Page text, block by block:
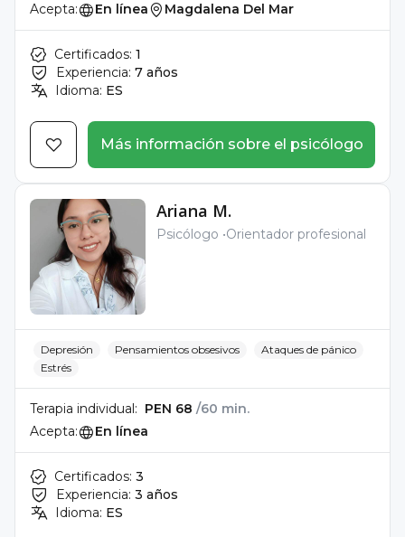
Acepta:
En línea Magdalena Del Mar
Certificados: 1
Experiencia: 7 años
Idioma: ES
Más información sobre el psicólogo
Ariana M.
Psicólogo Orientador profesional
Depresión Pensamientos obsesivos
Ataques de pánico
Estrés
Terapia individual: PEN 68 /60 min.
Acepta:
En línea
Certificados: 3
Experiencia: 3 años
Idioma: ES